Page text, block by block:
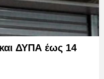
ΔΥΠΑ έως 14